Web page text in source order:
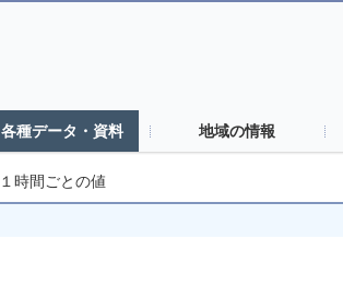
各種データ・資料 地域の情報
１時間ごとの値